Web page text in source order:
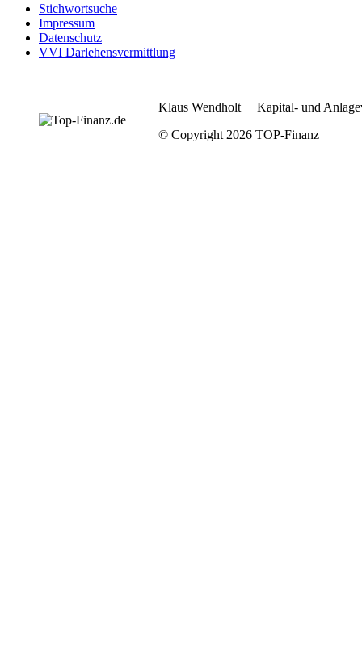
Stichwortsuche
Impressum
Datenschutz
VVI Darlehensvermittlung
Klaus Wendholt Kapital- und
© Copyright 2026 TOP-Finanz